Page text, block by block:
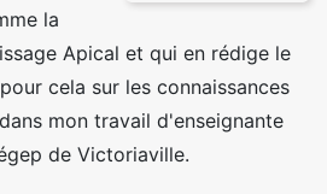
la
Apical et qui en rédige le
cela sur les connaissances
mon travail d'enseignante
de Victoriaville.